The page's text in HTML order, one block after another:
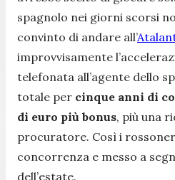
spagnolo nei giorni scorsi
convinto di andare all’
improvvisamente
telefonata all’agente dello
totale per cinque anni di
di euro più bonus, più una
procuratore. Così i
concorrenza e messo a
dell’estate.